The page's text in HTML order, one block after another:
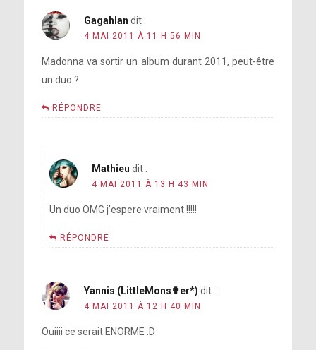
Gagahlan dit :
4 MAI 2011 À 11 H 56 MIN
Madonna va sortir un album durant 2011, peut-être
un duo ?
RÉPONDRE
Mathieu dit :
4 MAI 2011 À 13 H 43 MIN
Un duo OMG j’espere vraiment !!!!!
RÉPONDRE
Yannis (LittleMons✟er*) dit :
4 MAI 2011 À 12 H 40 MIN
Ouiiii ce serait ENORME :D